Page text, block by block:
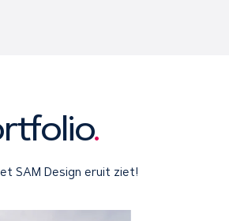
.
SAM Design eruit ziet!